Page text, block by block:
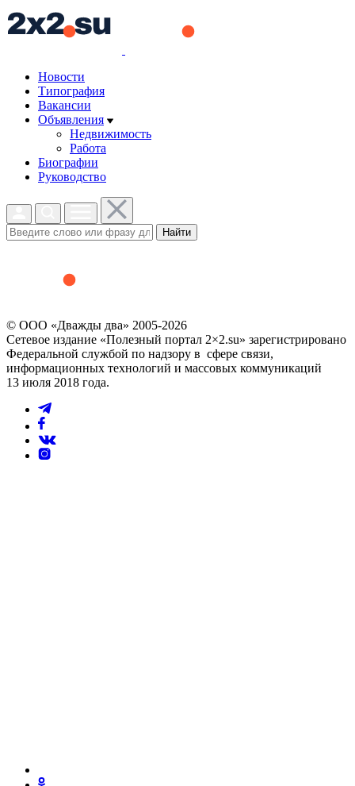
Новости
Типография
Вакансии
Объявления
Недвижимость
Работа
Биографии
Руководство
Найти
© ООО «Дважды два» 2005-2026
Сетевое издание «Полезный портал 2×2.su» зарегистрировано
Федеральной службой по надзору в сфере связи,
информационных технологий и массовых коммуникаций
13 июля 2018 года.